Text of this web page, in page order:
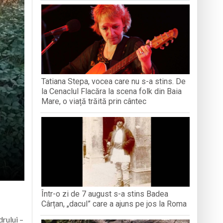
dedicat marelui voievod, la
stres, iar una dezvoltă anxietate,
orașul dintr-o perspectivă diferită
propriul talisman „prinzător de vise”
–
Tatiana Stepa, vocea care nu s-a stins. De
la Cenaclul Flacăra la scena folk din Baia
Mare, o viață trăită prin cântec
Într-o zi de 7 august s-a stins Badea
Cârțan, „dacul” care a ajuns pe jos la Roma